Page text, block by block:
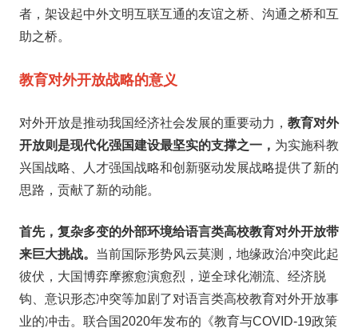
者，架设起中外文明互联互通的友谊之桥、沟通之桥和互
助之桥。
教育对外开放战略的意义
对外开放是推动我国经济社会发展的重要动力， 教育对外
开放则是现代化强国建设最坚实的支撑之一， 为实施科教
兴国战略、人才强国战略和创新驱动发展战略提供了新的
思路，贡献了新的动能。
首先，复杂多变的外部环境给语言类高校教育对外开放带
来巨大挑战。 当前国际形势风云莫测，地缘政治冲突此起
彼伏，大国博弈摩擦愈演愈烈，逆全球化潮流、经济脱
钩、意识形态冲突等加剧了对语言类高校教育对外开放事
业的冲击。联合国2020年发布的《教育与COVID-19政策